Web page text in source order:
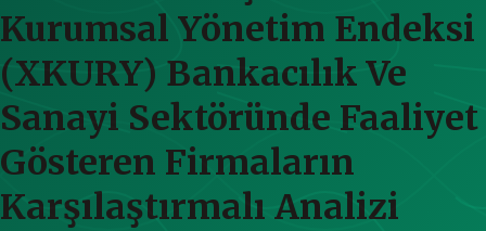
Kurumsal Yönetim Endeksi
(XKURY) Bankacılık Ve
Sanayi Sektöründe Faaliyet
Gösteren Firmaların
Karşılaştırmalı Analizi